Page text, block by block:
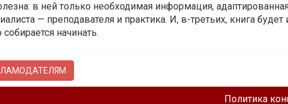
в ней только необходимая информация,
— преподавателя и практика. И, в-третьих, книга будет
начинать.
Политика